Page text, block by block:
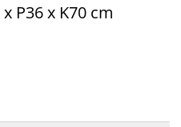
P36 x K70 cm